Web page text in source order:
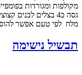
מלח לפי טעם אפשר
תבשיל נישימה